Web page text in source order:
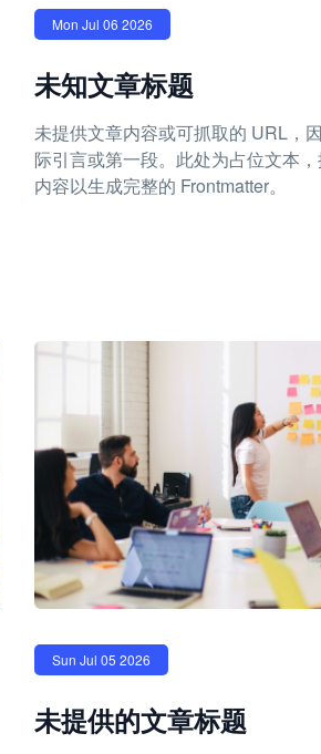
Mon Jul 06 2026
未知文章标题
未提供文章内容或可抓取的 URL，
际引言或第一段。此处为占位文本
内容以生成完整的 Frontmatter。
Sun Jul 05 2026
未提供的文章标题